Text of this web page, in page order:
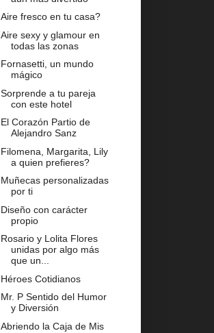
Aire fresco en tu casa?
Aire sexy y glamour en
todas las zonas
Fornasetti, un mundo
mágico
Sorprende a tu pareja
con este hotel
El Corazón Partio de
Alejandro Sanz
Filomena, Margarita, Lily
a quien prefieres?
Muñecas personalizadas
por ti
Diseño con carácter
propio
Rosario y Lolita Flores
unidas por algo más
que un...
Héroes Cotidianos
Mr. P Sentido del Humor
y Diversión
Abriendo la Caja de Mis